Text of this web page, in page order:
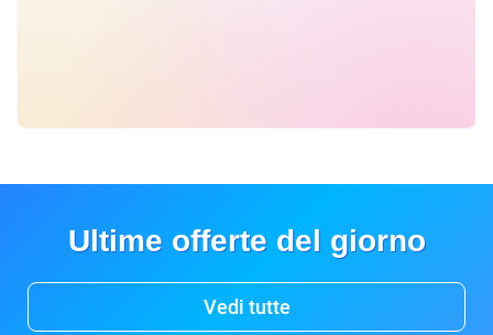
Ultime offerte del giorno
Vedi tutte